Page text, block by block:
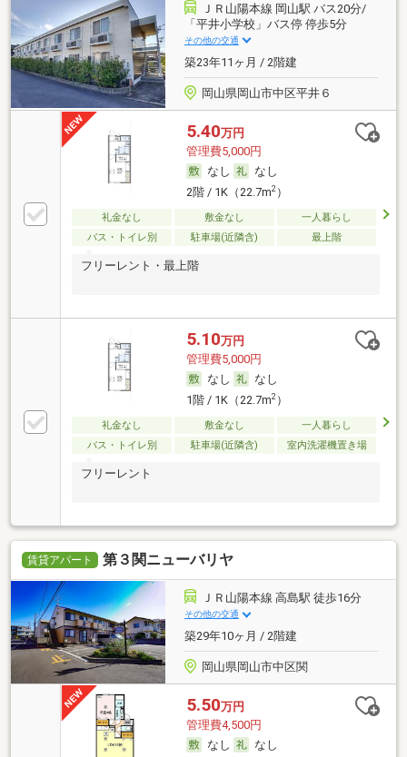
ＪＲ山陽本線 岡山駅 バス20分/
「平井小学校」バス停 停歩5分
その他の交通
築23年11ヶ月 / 2階建
岡山県岡山市中区平井６
5.40万円
管理費5,000円
なし
なし
2階 / 1K（22.7m2）
礼金なし 敷金なし
一人暮らし
バス・トイレ別
駐車場(近隣含) 最上階
フリーレント・最上階
5.10万円
管理費5,000円
なし
なし
1階 / 1K（22.7m2）
礼金なし 敷金なし
一人暮らし
バス・トイレ別
駐車場(近隣含) 室内洗濯機置き場
フリーレント
賃貸アパート 第３関ニューバリヤ
ＪＲ山陽本線 高島駅 徒歩16分
その他の交通
築29年10ヶ月 / 2階建
岡山県岡山市中区関
5.50万円
管理費4,500円
なし
なし